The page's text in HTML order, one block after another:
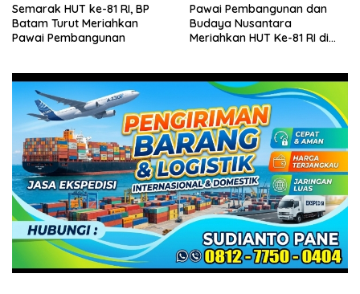
Semarak HUT ke-81 RI, BP
Batam Turut Meriahkan
Pawai Pembangunan
Pawai Pembangunan dan
Budaya Nusantara
Meriahkan HUT Ke-81 RI di